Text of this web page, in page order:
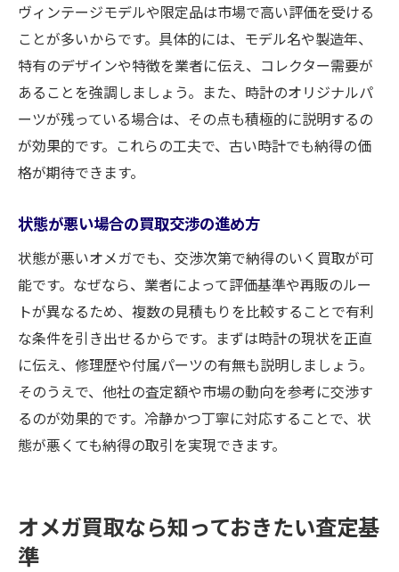
ヴィンテージモデルや限定品は市場で高い評価を受ける
ことが多いからです。具体的には、モデル名や製造年、
特有のデザインや特徴を業者に伝え、コレクター需要が
あることを強調しましょう。また、時計のオリジナルパ
ーツが残っている場合は、その点も積極的に説明するの
が効果的です。これらの工夫で、古い時計でも納得の価
格が期待できます。
状態が悪い場合の買取交渉の進め方
状態が悪いオメガでも、交渉次第で納得のいく買取が可
能です。なぜなら、業者によって評価基準や再販のルー
トが異なるため、複数の見積もりを比較することで有利
な条件を引き出せるからです。まずは時計の現状を正直
に伝え、修理歴や付属パーツの有無も説明しましょう。
そのうえで、他社の査定額や市場の動向を参考に交渉す
るのが効果的です。冷静かつ丁寧に対応することで、状
態が悪くても納得の取引を実現できます。
オメガ買取なら知っておきたい査定基
準